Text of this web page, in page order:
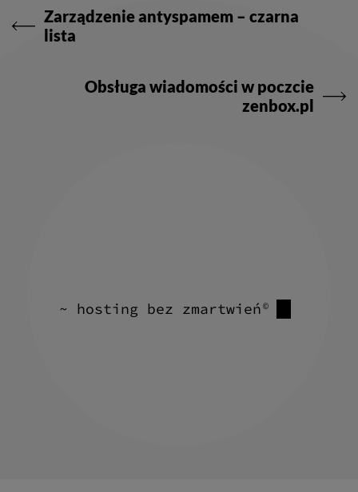
wpisuZarządzenie antyspamem – czarna
lista
Obsługa wiadomości w poczcie
zenbox.pl
~ hosting bez zmartwień
©